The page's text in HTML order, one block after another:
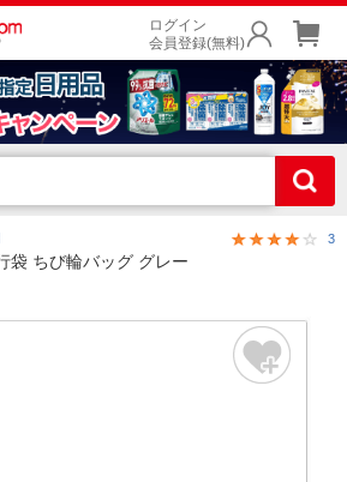
ログイン
会員登録(無料)
3
袋 ちび輪バッグ グレー